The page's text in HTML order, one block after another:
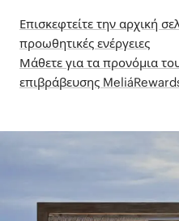
Επισκεφτείτε την αρχική
προωθητικές ενέργειες
Μάθετε για τα προνόμια
επιβράβευσης